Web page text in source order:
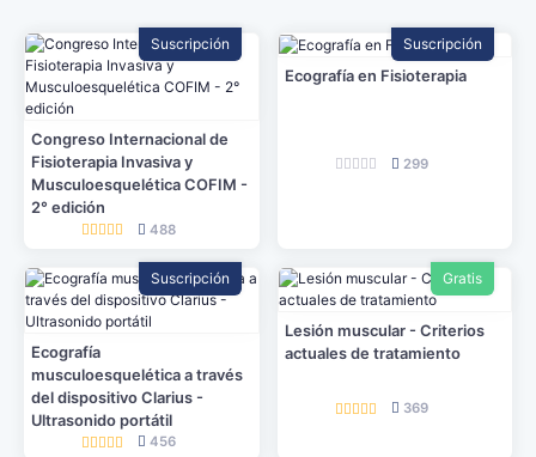
Suscripción
Congreso Internacional de
Fisioterapia Invasiva y
Musculoesquelética COFIM -
2° edición
488
Suscripción
Ecografía en Fisioterapia
299
Suscripción
Ecografía
musculoesquelética a través
del dispositivo Clarius -
Ultrasonido portátil
456
Gratis
Lesión muscular - Criterios
actuales de tratamiento
369